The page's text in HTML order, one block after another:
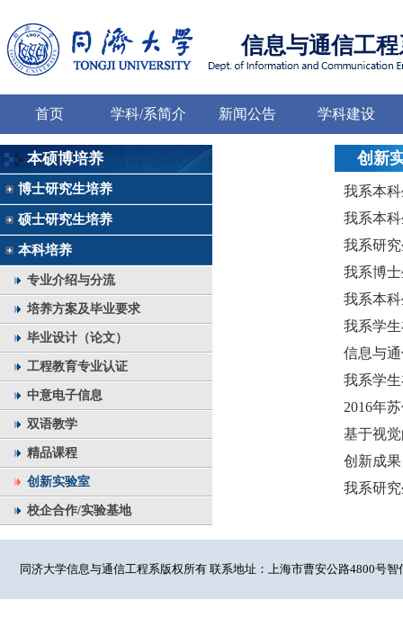
信息与通信工
首页 学科/系简介 新闻公告 学科建设
本硕博培养
博士研究生培养
硕士研究生培养
本科培养
专业介绍与分流
培养方案及毕业要求
毕业设计（论文）
工程教育专业认证
中意电子信息
双语教学
精品课程
创新实验室
校企合作/实验基地
创新
我系本
我系本
我系研
我系博
我系本
我系学
信息与
我系学
2016年
基于视
创新成果
我系研
同济大学信息与通信工程系版权所有 联系地址：上海市曹安公路4800号智